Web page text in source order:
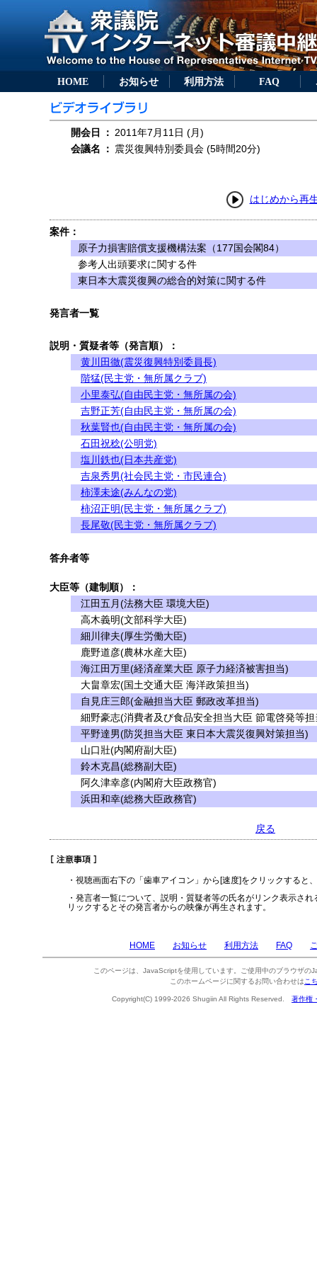
HOME お知らせ 利用方法 FAQ
開会日 ： 2011年7月11日 (月)
会議名
： 震災復興特別委員会 (5時間20分)
はじめから再
案件：
原子力損害賠償支援機構法案（177国会閣84）
参考人出頭要求に関する件
東日本大震災復興の総合的対策に関する件
発言者一覧
説明・質疑者等（発言順）：
黄川田徹(震災復興特別委員長)
階猛(民主党・無所属クラブ)
小里泰弘(自由民主党・無所属の会)
吉野正芳(自由民主党・無所属の会)
秋葉賢也(自由民主党・無所属の会)
石田祝稔(公明党)
塩川鉄也(日本共産党)
吉泉秀男(社会民主党・市民連合)
柿澤未途(みんなの党)
柿沼正明(民主党・無所属クラブ)
長尾敬(民主党・無所属クラブ)
答弁者等
大臣等（建制順）：
江田五月(法務大臣 環境大臣)
高木義明(文部科学大臣)
細川律夫(厚生労働大臣)
鹿野道彦(農林水産大臣)
海江田万里(経済産業大臣 原子力経済被害担当)
大畠章宏(国土交通大臣 海洋政策担当)
自見庄三郎(金融担当大臣 郵政改革担当)
細野豪志(消費者及び食品安全担当大臣 節電啓発等
平野達男(防災担当大臣 東日本大震災復興対策担当)
山口壯(内閣府副大臣)
鈴木克昌(総務副大臣)
阿久津幸彦(内閣府大臣政務官)
浜田和幸(総務大臣政務官)
戻る
・視聴画面右下の「歯車アイコン」から[速度]をクリックすると
・発言者一覧について、説明・質疑者等の氏名がリンク表示さ
リックするとその発言者からの映像が再生されます。
HOME お知らせ 利用方法 FAQ
このページは、JavaScriptを使用しています。ご使用中のブラウザの
このホームページに関するお問い合わせは こ
Copyright(C) 1999-2026 Shugiin All Rights Reserved. 著作権